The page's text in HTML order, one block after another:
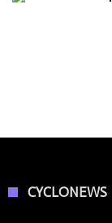
CYCLONEWS